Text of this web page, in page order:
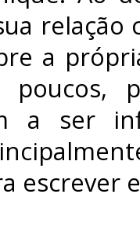
relação
a
a ser
escrever